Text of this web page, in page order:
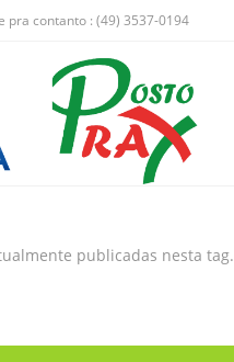
pra contanto : (49) 3537-0194
publicadas nesta tag.